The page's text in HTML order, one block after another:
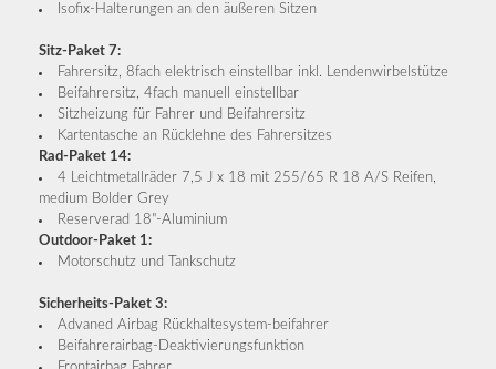
Isofix-Halterungen an den äußeren Sitzen
Sitz-Paket 7:
Fahrersitz, 8fach elektrisch einstellbar inkl. Lendenwirbelstütze
Beifahrersitz, 4fach manuell einstellbar
Sitzheizung für Fahrer und Beifahrersitz
Kartentasche an Rücklehne des Fahrersitzes
Rad-Paket 14:
4 Leichtmetallräder 7,5 J x 18 mit 255/65 R 18 A/S Reifen,
medium Bolder Grey
Reserverad 18"-Aluminium
Outdoor-Paket 1:
Motorschutz und Tankschutz
Sicherheits-Paket 3:
Advaned Airbag Rückhaltesystem-beifahrer
Beifahrerairbag-Deaktivierungsfunktion